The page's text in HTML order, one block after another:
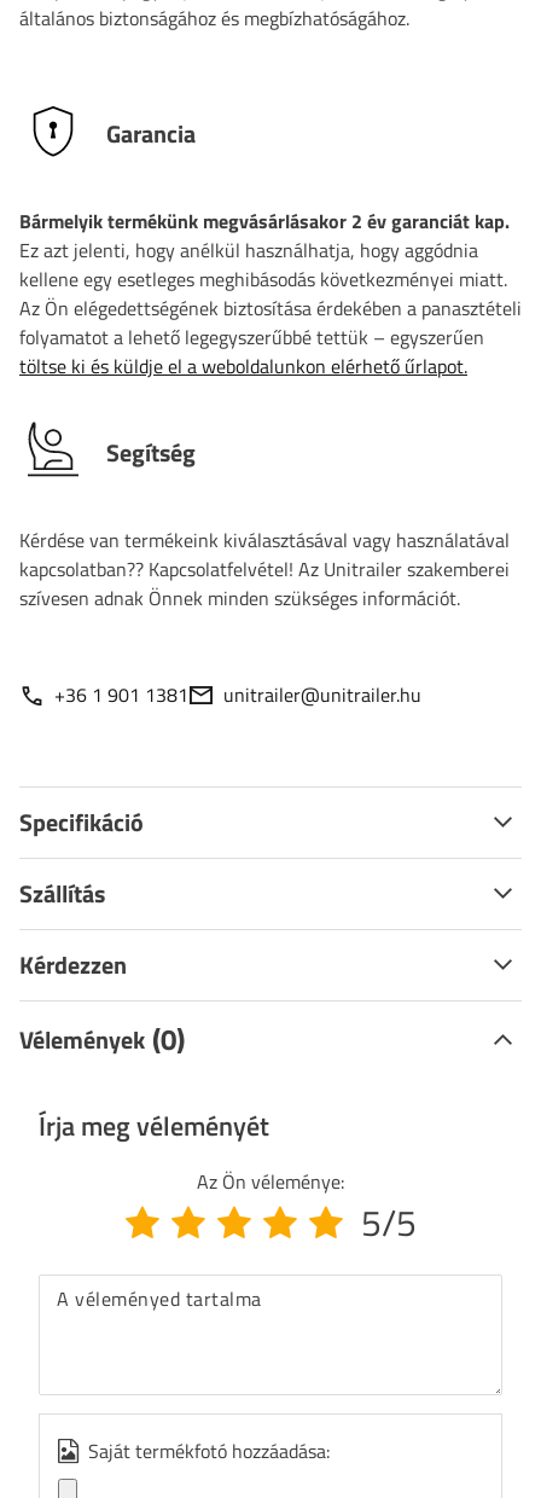
általános biztonságához és megbízhatóságához.
Garancia
Bármelyik termékünk megvásárlásakor 2 év garanciát kap.
Ez azt jelenti, hogy anélkül használhatja, hogy aggódnia
kellene egy esetleges meghibásodás következményei miatt.
Az Ön elégedettségének biztosítása érdekében a panasztételi
folyamatot a lehető legegyszerűbbé tettük – egyszerűen
töltse ki és küldje el a weboldalunkon elérhető űrlapot.
Segítség
Kérdése van termékeink kiválasztásával vagy használatával
kapcsolatban?? Kapcsolatfelvétel! Az Unitrailer szakemberei
szívesen adnak Önnek minden szükséges információt.
+36 1 901 1381 unitrailer@unitrailer.hu
Specifikáció
Szállítás
Kérdezzen
Vélemények (0)
Írja meg véleményét
Az Ön véleménye:
5/5
A véleményed tartalma
Saját termékfotó hozzáadása: